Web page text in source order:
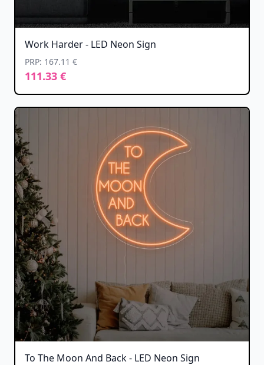
Work Harder - LED Neon Sign
PRP: 167.11 €
111.33 €
To The Moon And Back - LED Neon Sign